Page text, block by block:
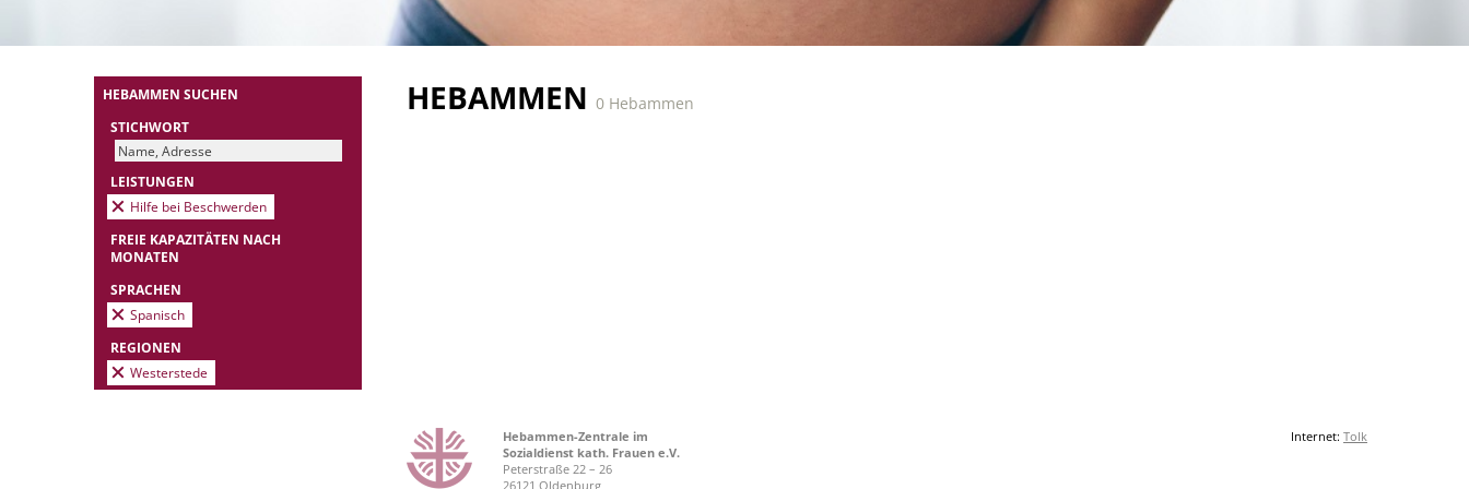
HEBAMMEN SUCHEN
STICHWORT
LEISTUNGEN
Hilfe bei Beschwerden
FREIE KAPAZITÄTEN NACH
MONATEN
SPRACHEN
Spanisch
REGIONEN
Westerstede
HEBAMMEN 0 Hebammen
Internet: Tolk
Hebammen-Zentrale im
Sozialdienst kath. Frauen e.V.
Peterstraße 22 – 26
26121 Oldenburg